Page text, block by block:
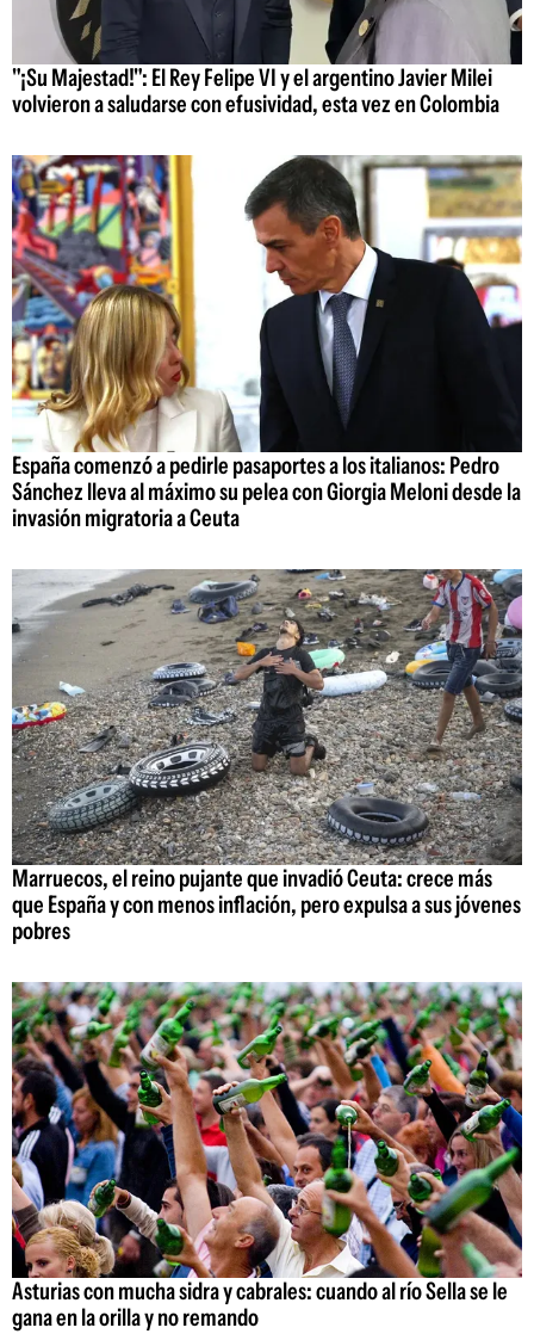
"¡Su Majestad!": El Rey Felipe VI y el argentino Javier Milei
volvieron a saludarse con efusividad, esta vez en Colombia
España comenzó a pedirle pasaportes a los italianos: Pedro
Sánchez lleva al máximo su pelea con Giorgia Meloni desde la
invasión migratoria a Ceuta
Marruecos, el reino pujante que invadió Ceuta: crece más
que España y con menos inflación, pero expulsa a sus jóvenes
pobres
Asturias con mucha sidra y cabrales: cuando al río Sella se le
gana en la orilla y no remando